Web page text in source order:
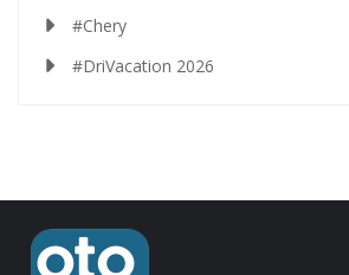
#Chery
#DriVacation 2026